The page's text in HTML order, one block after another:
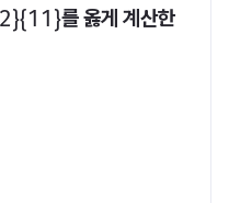
를 옳게 계산한